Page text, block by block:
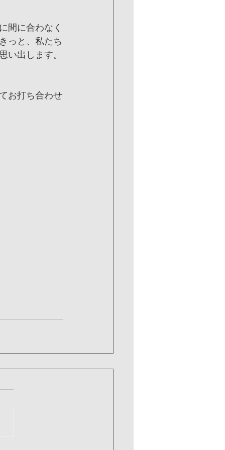
間に合わなく
っと、私たち
い出します。
お打ち合わせ